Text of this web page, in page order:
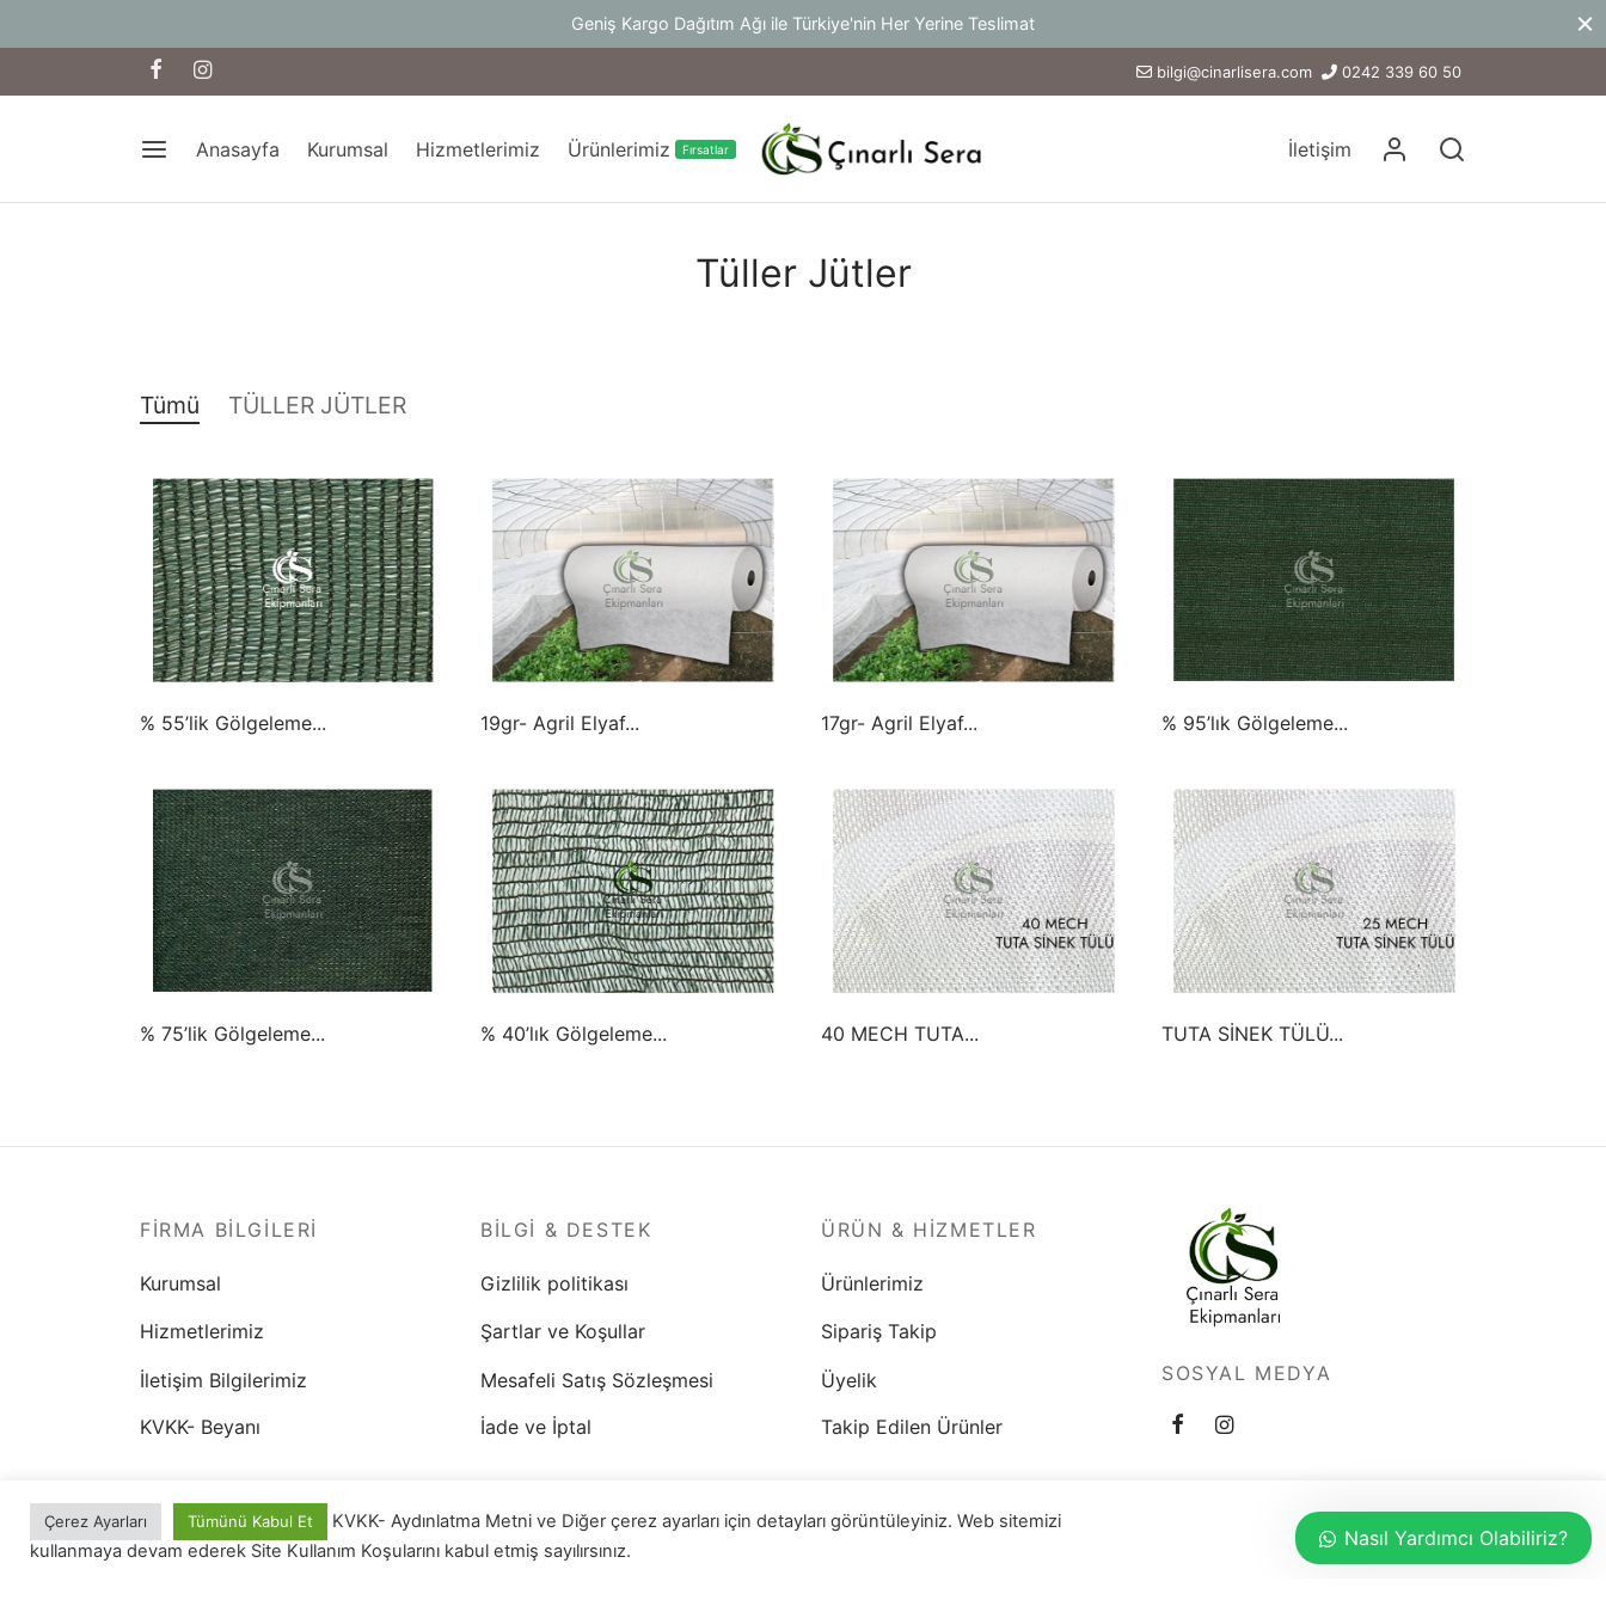
Geniş Kargo Dağıtım Ağı ile Türkiye'nin Her Yerine Teslimat
bilgi@cinarlisera.com 0242 339 60 50
Anasayfa Kurumsal Hizmetlerimiz Ürünlerimiz Fırsatlar İletişim
Tüller Jütler
Tümü TÜLLER JÜTLER
% 55’lik Gölgeleme... 19gr- Agril Elyaf... 17gr- Agril Elyaf... % 95’lık Gölgeleme...
% 75’lik Gölgeleme... % 40’lık Gölgeleme... 40 MECH TUTA... TUTA SİNEK TÜLÜ...
FIRMA BILGILERI
Kurumsal
Hizmetlerimiz
İletişim Bilgilerimiz
KVKK- Beyanı
BILGI & DESTEK
Gizlilik politikası
Şartlar ve Koşullar
Mesafeli Satış Sözleşmesi
İade ve İptal
ÜRÜN & HIZMETLER
Ürünlerimiz
Sipariş Takip
Üyelik
Takip Edilen Ürünler
SOSYAL MEDYA
Site Kullanım Koşulları
Çerez Ayarları Tümünü Kabul Et
KVKK- Aydınlatma Metni ve Diğer çerez ayarları için detayları görüntüleyiniz. Web sitemizi
kullanmaya devam ederek Site Kullanım Koşularını kabul etmiş sayılırsınız.
Nasıl Yardımcı Olabiliriz?